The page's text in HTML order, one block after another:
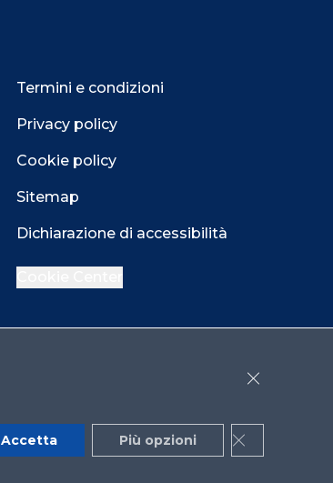
Termini e condizioni
Privacy policy
Cookie policy
Sitemap
Dichiarazione di accessibilità
YouTube X
Close
Accetta Più opzioni